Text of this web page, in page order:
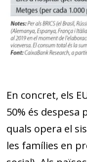
En concret, els
50% és despesa
quals opera el
les famílies en